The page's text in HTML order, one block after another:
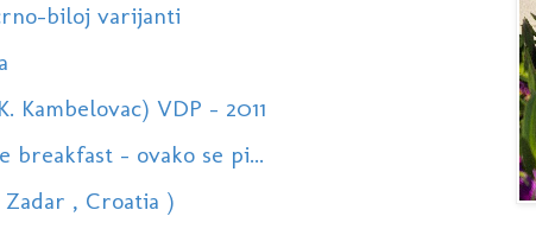
biloj varijanti
Kambelovac) VDP - 2011
breakfast - ovako se pi...
, Croatia )